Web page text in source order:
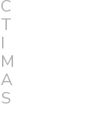
C
T
I
M
A
S